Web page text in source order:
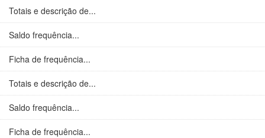
Totais e descrição de...
Saldo frequência...
Ficha de frequência...
Totais e descrição de...
Saldo frequência...
Ficha de frequência...